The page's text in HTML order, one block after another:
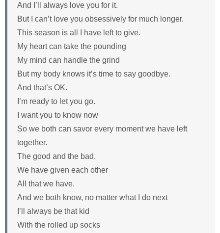
And I’ll always love you for it.
But I can’t love you obsessively for much longer.
This season is all I have left to give.
My heart can take the pounding
My mind can handle the grind
But my body knows it’s time to say goodbye.
And that’s OK.
I’m ready to let you go.
I want you to know now
So we both can savor every moment we have left
together.
The good and the bad.
We have given each other
All that we have.
And we both know, no matter what I do next
I’ll always be that kid
With the rolled up socks